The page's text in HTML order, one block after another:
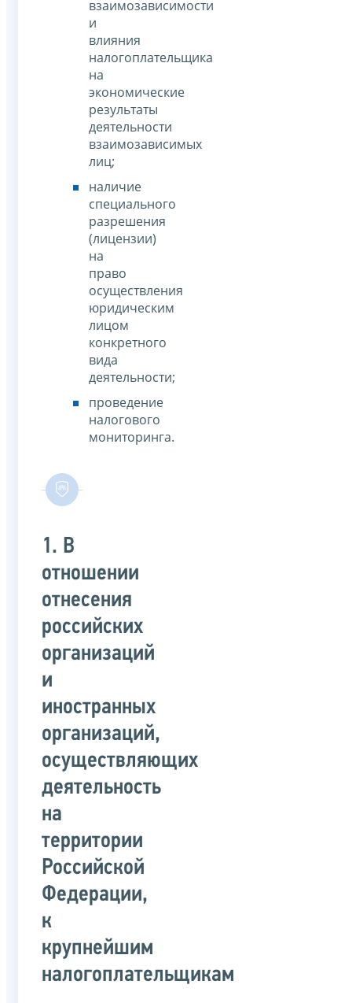
взаимозависимости
и
влияния
налогоплательщика
на
экономические
результаты
деятельности
взаимозависимых
лиц;
наличие
специального
разрешения
(лицензии)
на
право
осуществления
юридическим
лицом
конкретного
вида
деятельности;
проведение
налогового
мониторинга.
1. В
отношении
отнесения
российских
организаций
и
иностранных
организаций,
осуществляющих
деятельность
на
территории
Российской
Федерации,
к
крупнейшим
налогоплательщикам